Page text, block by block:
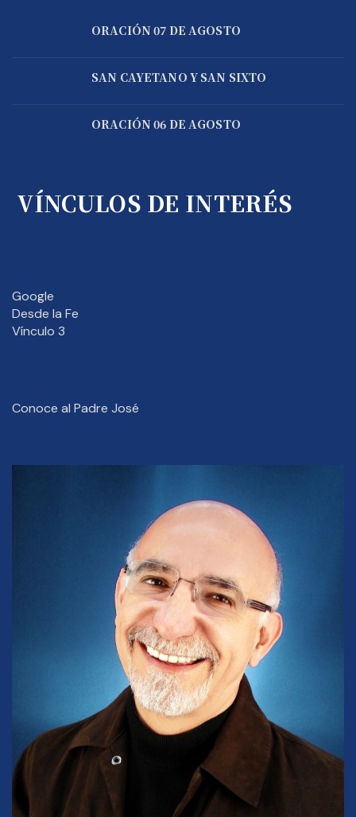
ORACIÓN 07 DE AGOSTO
SAN CAYETANO Y SAN SIXTO
ORACIÓN 06 DE AGOSTO
VÍNCULOS DE INTERÉS
Google
Desde la Fe
Vínculo 3
Conoce al Padre José